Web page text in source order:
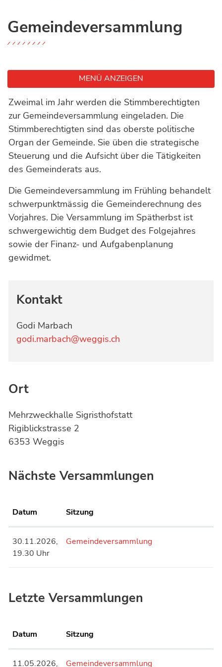
Gemeindeversammlung
MENÜ ANZEIGEN
Zweimal im Jahr werden die Stimmberechtigten
zur Gemeindeversammlung eingeladen. Die
Stimmberechtigten sind das oberste politische
Organ der Gemeinde. Sie üben die strategische
Steuerung und die Aufsicht über die Tätigkeiten
des Gemeinderats aus.
Die Gemeindeversammlung im Frühling behandelt
schwerpunktmässig die Gemeinderechnung des
Vorjahres. Die Versammlung im Spätherbst ist
schwergewichtig dem Budget des Folgejahres
sowie der Finanz- und Aufgabenplanung
gewidmet.
Kontakt
Godi Marbach
godi.marbach@weggis.ch
Ort
Mehrzweckhalle Sigristhofstatt
Rigiblickstrasse 2
6353 Weggis
Nächste Versammlungen
Datum Sitzung
30.11.2026,
19.30 Uhr
Gemeindeversammlung
Letzte Versammlungen
Datum Sitzung
11.05.2026, Gemeindeversammlung